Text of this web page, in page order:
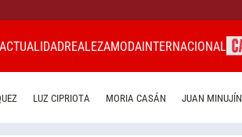
ACTUALIDADREALEZAMODAINTERNACIONAL
LUZ CIPRIOTA MORIA CASÁN JUAN MINUJÍN